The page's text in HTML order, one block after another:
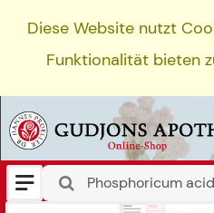
Diese Website nutzt
Funktionalität bieten